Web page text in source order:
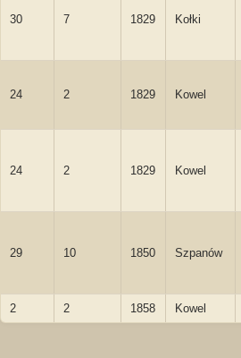
30 7 1829 Kołki
24 2 1829 Kowel
24 2 1829 Kowel
29 10 1850 Szpanów
2 2 1858 Kowel